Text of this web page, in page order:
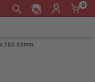
0
TEC 82mm